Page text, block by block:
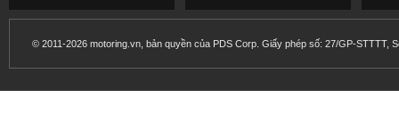
© 2011-2026 motoring.vn, bản quyền của PDS Corp. Giấy phép số: 27/GP-STTTT,